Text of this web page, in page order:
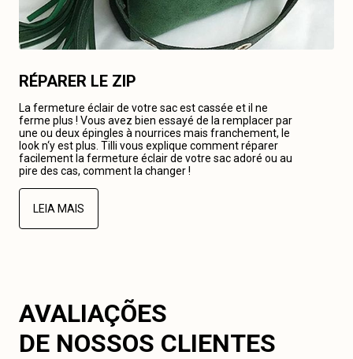
RÉPARER LE ZIP
La fermeture éclair de votre sac est cassée et il ne
ferme plus ! Vous avez bien essayé de la remplacer par
une ou deux épingles à nourrices mais franchement, le
look n‘y est plus. Tilli vous explique comment réparer
facilement la fermeture éclair de votre sac adoré ou au
pire des cas, comment la changer !
LEIA MAIS
AVALIAÇÕES
DE NOSSOS CLIENTES